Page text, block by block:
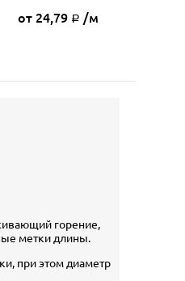
от 24,79 Р /м
горение,
метки длины.
при этом диаметр